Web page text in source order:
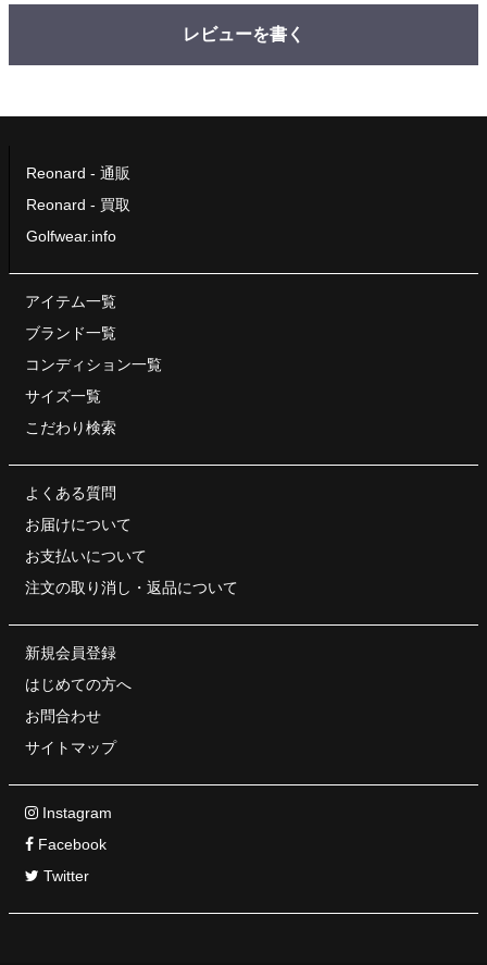
レビューを書く
Reonard - 通販
Reonard - 買取
Golfwear.info
アイテム一覧
ブランド一覧
コンディション一覧
サイズ一覧
こだわり検索
よくある質問
お届けについて
お支払いについて
注文の取り消し・ 返品について
新規会員登録
はじめての方へ
お問合わせ
サイトマップ
Instagram
Facebook
Twitter